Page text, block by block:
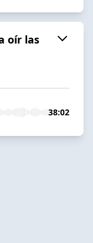
oír las
38:02